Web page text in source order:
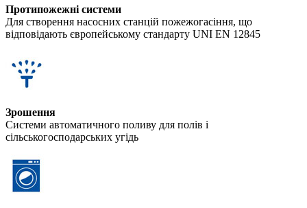
Протипожежні системи
Для створення насосних станцій пожежогасіння, що
відповідають європейському стандарту UNI EN 12845
Зрошення
Системи автоматичного поливу для полів і
сільськогосподарських угідь